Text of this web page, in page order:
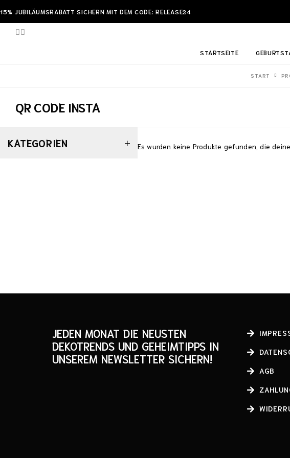
15% JUBILÄUMSRABATT SICHERN MIT DEM CODE: RELEASE24
STARTSEITE
START
QR CODE INSTA
KATEGORIEN Es wurden keine Produkte gefunden, die
JEDEN MONAT DIE NEUSTEN
DEKOTRENDS UND GEHEIMTIPPS IN
UNSEREM NEWSLETTER SICHERN!
AGB